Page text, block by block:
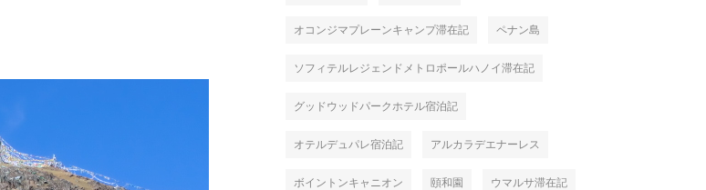
オコンジマプレーンキャンプ滞在記 ペナン島
ソフィテルレジェンドメトロポールハノイ滞在記
グッドウッドパークホテル宿泊記
オテルデュパレ宿泊記 アルカラデエナーレス
ボイントンキャニオン 頤和園 ウマルサ滞在記